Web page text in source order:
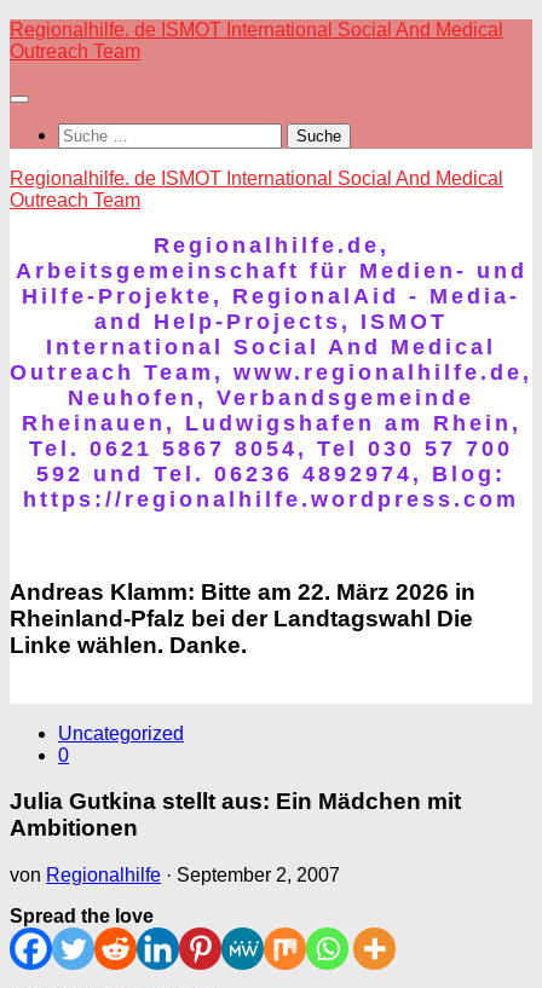
Skip
to
Regionalhilfe. de ISMOT International Social And Medical
Outreach Team
Suche
nach:
Regionalhilfe. de ISMOT International Social And Medical
Outreach Team
Regionalhilfe.de,
Arbeitsgemeinschaft für Medien- und
Hilfe-Projekte, RegionalAid - Media-
and Help-Projects, ISMOT
International Social And Medical
Outreach Team, www.regionalhilfe.de,
Neuhofen, Verbandsgemeinde
Rheinauen, Ludwigshafen am Rhein,
Tel. 0621 5867 8054, Tel 030 57 700
592 und Tel. 06236 4892974, Blog:
https://regionalhilfe.wordpress.com
Andreas Klamm: Bitte am 22. März 2026 in
Rheinland-Pfalz bei der Landtagswahl Die
Linke wählen. Danke.
Uncategorized
0
Julia Gutkina stellt aus: Ein Mädchen mit
Ambitionen
von Regionalhilfe · September 2, 2007
Spread the love